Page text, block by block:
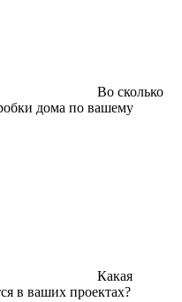
Во сколько
дома по вашему
Какая
в ваших проектах?